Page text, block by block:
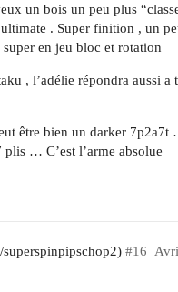
un bois un peu plus
ultimate . Super finition , un
super en jeu bloc et rotation
, l’adélie répondra aussi a
être bien un darker 7p2a7t
… C’est l’arme absolue
superspinpipschop2) #16